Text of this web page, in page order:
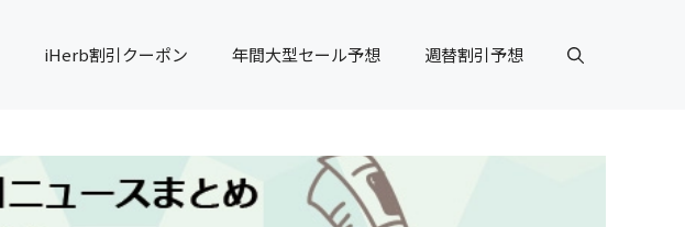
iHerb割引クーポン 年間大型セール予想 週替割引予想